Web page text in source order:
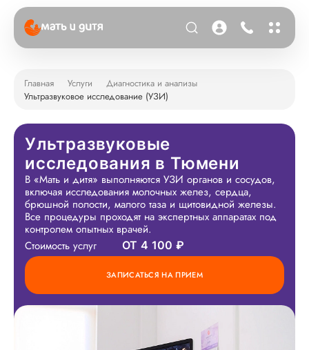
Главная Услуги
Диагностика и анализы
Ультразвуковое исследование (УЗИ)
Ультразвуковые
исследования в Тюмени
В «Мать и дитя» выполняются УЗИ органов и сосудов,
включая исследования молочных желез, сердца,
брюшной полости, малого таза и щитовидной железы.
Все процедуры проходят на экспертных аппаратах под
контролем опытных врачей.
Стоимость услуг
ОТ 4 100 ₽
ЗАПИСАТЬСЯ НА ПРИЕМ